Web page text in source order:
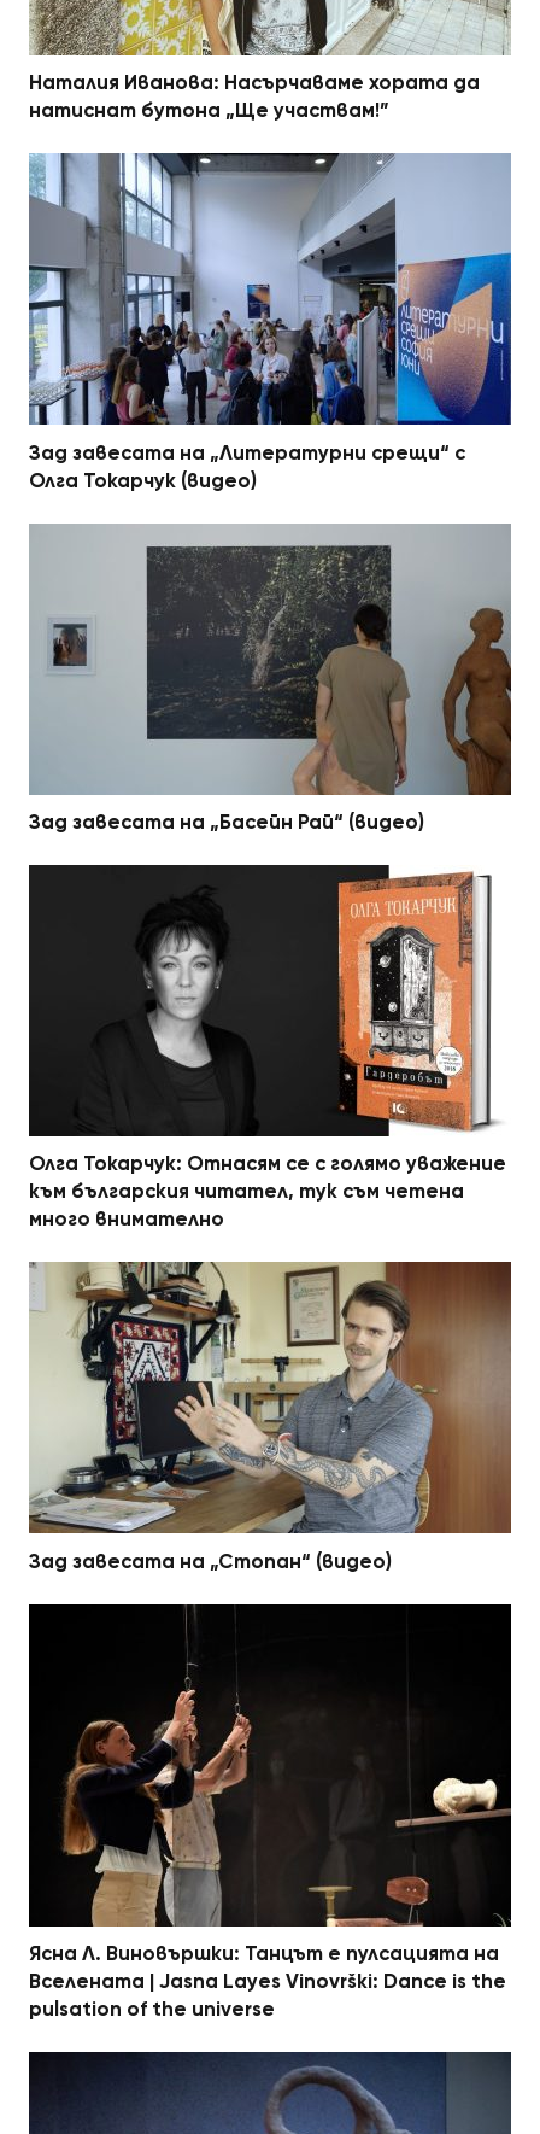
Наталия Иванова: Насърчаваме хората да
натиснат бутона „Ще участвам!”
Зад завесата на „Литературни срещи“ с
Олга Токарчук (видео)
Зад завесата на „Басейн Рай“ (видео)
Олга Токарчук: Отнасям се с голямо уважение
към българския читател, тук съм четена
много внимателно
Зад завесата на „Стопан“ (видео)
Ясна Л. Виновършки: Танцът е пулсацията на
Вселената | Jasna Layes Vinovrški: Dance is the
pulsation of the universe